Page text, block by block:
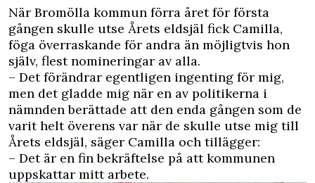
När Bromölla kommun förra året för första
gången skulle utse Årets eldsjäl fick Camilla,
föga överraskande för andra än möjligtvis hon
själv, flest nomineringar av alla.
– Det förändrar egentligen ingenting för mig,
men det gladde mig när en av politikerna i
nämnden berättade att den enda gången som de
varit helt överens var när de skulle utse mig till
Årets eldsjäl, säger Camilla och tillägger:
– Det är en fin bekräftelse på att kommunen
uppskattar mitt arbete.